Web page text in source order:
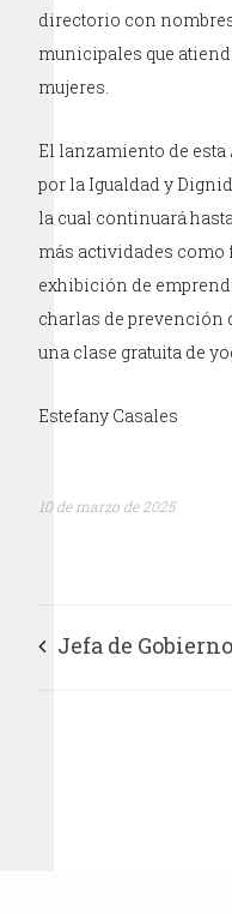
directorio con
municipales que
mujeres.
El lanzamiento de esta
por la Igualdad y
la cual continuará
más actividades como
exhibición de
charlas de
una clase gratuita de
Estefany Casales
10 de marzo de 2025
Jefa de Gobierno